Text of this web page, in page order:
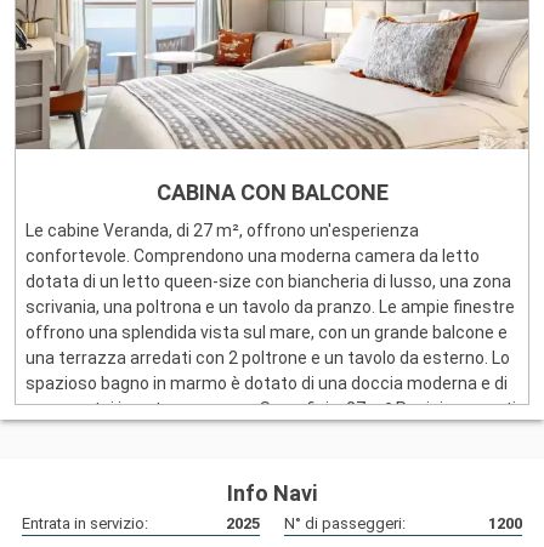
CABINA CON BALCONE
Le cabine Veranda, di 27 m², offrono un'esperienza
confortevole. Comprendono una moderna camera da letto
dotata di un letto queen-size con biancheria di lusso, una zona
scrivania, una poltrona e un tavolo da pranzo. Le ampie finestre
offrono una splendida vista sul mare, con un grande balcone e
una terrazza arredati con 2 poltrone e un tavolo da esterno. Lo
spazioso bagno in marmo è dotato di una doccia moderna e di
accappatoi in cotone spesso. Superficie: 27 m² Posizione ponti
Scrivania - Poltrona e tavolo da pranzo - Prodotti da bagno di
cotone spesso - Soffici asciugamani da bagno in cotone -
Info Navi
Entrata in servizio: 2025 N° di passeggeri:
1200